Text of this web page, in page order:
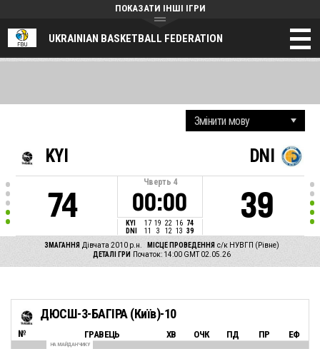
UKRAINIAN BASKETBALL FEDERATION
ПОКАЗАТИ ІНШІ ІГРИ
KYI
74
Чверть 4
00:00
KYI 17 19 22 16 74
DNI
11 3 12 13 39
DNI
39
ЗМАГАННЯ Дівчата 2010 р.н. МІСЦЕ ПРОВЕДЕННЯ с/к НУВГП (Рівне)
ДЕТАЛІ ГРИ
Початок: 14:00 GMT 02.05.26
ДЮСШ-3-БАГІРА (Київ)-10
№ ГРАВЕЦЬ ХВ ОЧК ПД ПР ЕФ
НА МАЙДАНЧИКУ